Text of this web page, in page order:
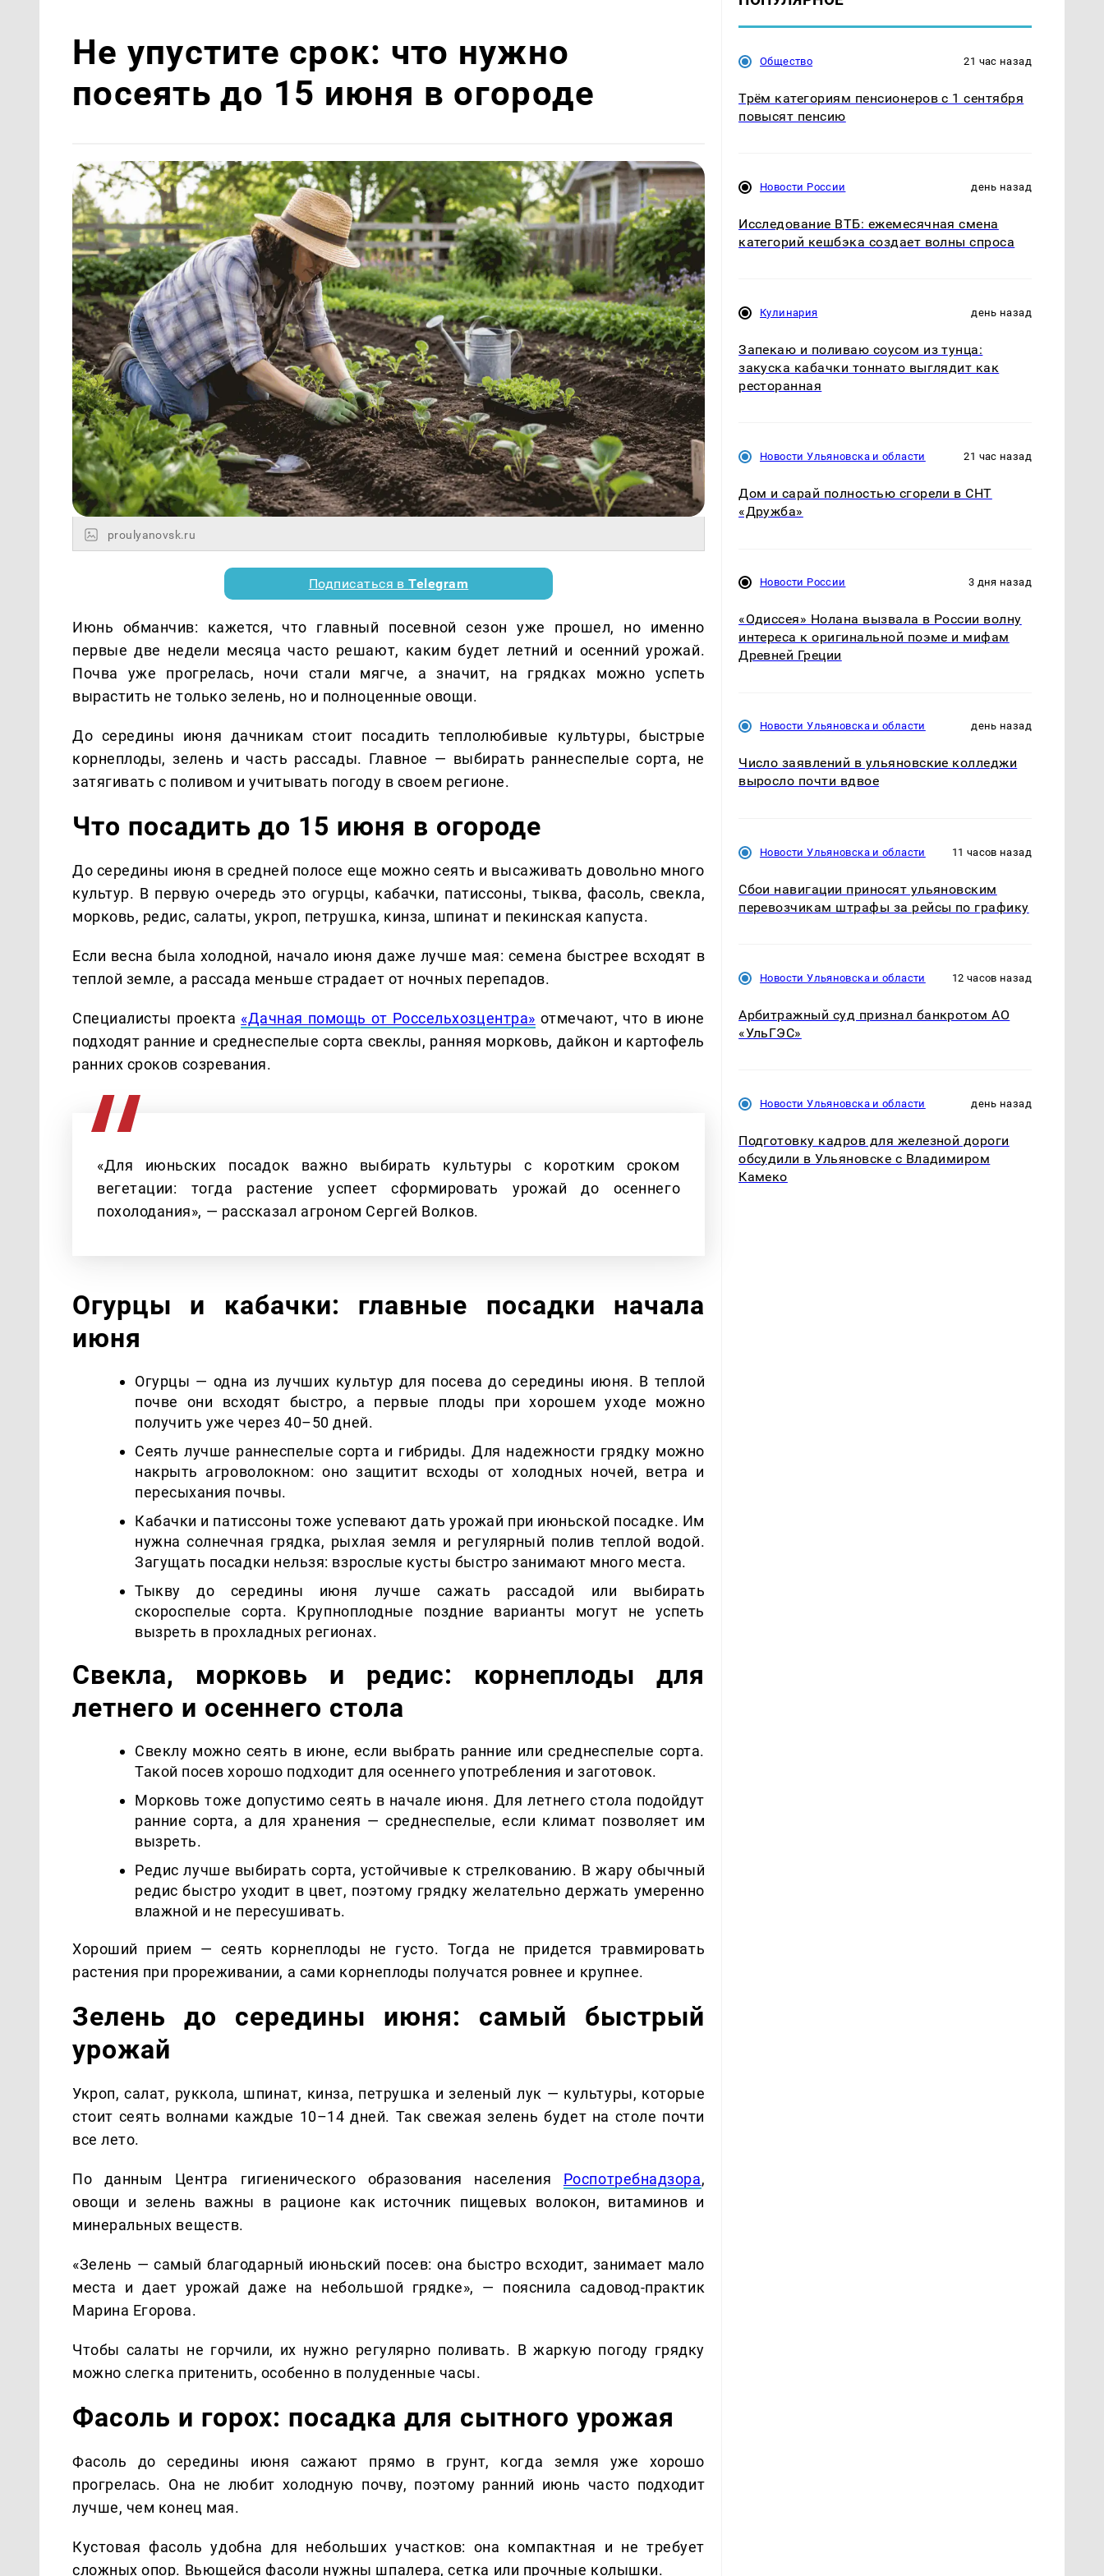
Не упустите срок: что нужно
посеять до 15 июня в огороде
proulyanovsk.ru
Подписаться вTelegram
Июнь обманчив: кажется, что главный посевной сезон уже прошел, но именно
первые две недели месяца часто решают, каким будет летний и осенний урожай.
Почва уже прогрелась, ночи стали мягче, а значит, на грядках можно успеть
вырастить не только зелень, но и полноценные овощи.
До середины июня дачникам стоит посадить теплолюбивые культуры, быстрые
корнеплоды, зелень и часть рассады. Главное — выбирать раннеспелые сорта, не
затягивать с поливом и учитывать погоду в своем регионе.
Что посадить до 15 июня в огороде
До середины июня в средней полосе еще можно сеять и высаживать довольно много
культур. В первую очередь это огурцы, кабачки, патиссоны, тыква, фасоль, свекла,
морковь, редис, салаты, укроп, петрушка, кинза, шпинат и пекинская капуста.
Если весна была холодной, начало июня даже лучше мая: семена быстрее всходят в
теплой земле, а рассада меньше страдает от ночных перепадов.
Специалисты проекта «Дачная помощь от Россельхозцентра» отмечают, что в июне
подходят ранние и среднеспелые сорта свеклы, ранняя морковь, дайкон и картофель
ранних сроков созревания.
«Для июньских посадок важно выбирать культуры с коротким сроком
вегетации: тогда растение успеет сформировать урожай до осеннего
похолодания», — рассказал агроном Сергей Волков.
Огурцы и кабачки: главные посадки начала
июня
Огурцы — одна из лучших культур для посева до середины июня. В теплой
почве они всходят быстро, а первые плоды при хорошем уходе можно
получить уже через 40–50 дней.
Сеять лучше раннеспелые сорта и гибриды. Для надежности грядку можно
накрыть агроволокном: оно защитит всходы от холодных ночей, ветра и
пересыхания почвы.
Кабачки и патиссоны тоже успевают дать урожай при июньской посадке. Им
нужна солнечная грядка, рыхлая земля и регулярный полив теплой водой.
Загущать посадки нельзя: взрослые кусты быстро занимают много места.
Тыкву до середины июня лучше сажать рассадой или выбирать
скороспелые сорта. Крупноплодные поздние варианты могут не успеть
вызреть в прохладных регионах.
Свекла, морковь и редис: корнеплоды для
летнего и осеннего стола
Свеклу можно сеять в июне, если выбрать ранние или среднеспелые сорта.
Такой посев хорошо подходит для осеннего употребления и заготовок.
Морковь тоже допустимо сеять в начале июня. Для летнего стола подойдут
ранние сорта, а для хранения — среднеспелые, если климат позволяет им
вызреть.
Редис лучше выбирать сорта, устойчивые к стрелкованию. В жару обычный
редис быстро уходит в цвет, поэтому грядку желательно держать умеренно
влажной и не пересушивать.
Хороший прием — сеять корнеплоды не густо. Тогда не придется травмировать
растения при прореживании, а сами корнеплоды получатся ровнее и крупнее.
Зелень до середины июня: самый быстрый
урожай
Укроп, салат, руккола, шпинат, кинза, петрушка и зеленый лук — культуры, которые
стоит сеять волнами каждые 10–14 дней. Так свежая зелень будет на столе почти
все лето.
По данным Центра гигиенического образования населения Роспотребнадзора,
овощи и зелень важны в рационе как источник пищевых волокон, витаминов и
минеральных веществ.
«Зелень — самый благодарный июньский посев: она быстро всходит, занимает мало
места и дает урожай даже на небольшой грядке», — пояснила садовод-практик
Марина Егорова.
Чтобы салаты не горчили, их нужно регулярно поливать. В жаркую погоду грядку
можно слегка притенить, особенно в полуденные часы.
Фасоль и горох: посадка для сытного урожая
Фасоль до середины июня сажают прямо в грунт, когда земля уже хорошо
прогрелась. Она не любит холодную почву, поэтому ранний июнь часто подходит
лучше, чем конец мая.
Кустовая фасоль удобна для небольших участков: она компактная и не требует
сложных опор. Вьющейся фасоли нужны шпалера, сетка или прочные колышки.
Общество 21 час назад
Трём категориям пенсионеров с 1 сентября
повысят пенсию
Новости России день назад
Исследование ВТБ: ежемесячная смена
категорий кешбэка создает волны спроса
Кулинария день назад
Запекаю и поливаю соусом из тунца:
закуска кабачки тоннато выглядит как
ресторанная
Новости Ульяновска и области 21 час назад
Дом и сарай полностью сгорели в СНТ
«Дружба»
Новости России 3 дня назад
«Одиссея» Нолана вызвала в России волну
интереса к оригинальной поэме и мифам
Древней Греции
Новости Ульяновска и области день назад
Число заявлений в ульяновские колледжи
выросло почти вдвое
Новости Ульяновска и области 11 часов назад
Сбои навигации приносят ульяновским
перевозчикам штрафы за рейсы по графику
Новости Ульяновска и области 12 часов назад
Арбитражный суд признал банкротом АО
«УльГЭС»
Новости Ульяновска и области день назад
Подготовку кадров для железной дороги
обсудили в Ульяновске с Владимиром
Камеко